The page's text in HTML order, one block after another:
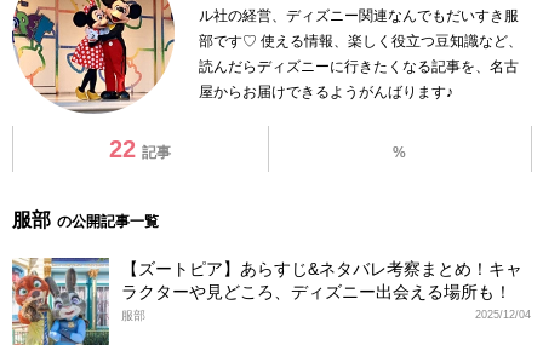
ル社の経営、ディズニー関連なんでもだいすき服
部です♡ 使える情報、楽しく役立つ豆知識など、
読んだらディズニーに行きたくなる記事を、名古
屋からお届けできるようがんばります♪
22 記事 %
服部 の公開記事一覧
【ズートピア】あらすじ&ネタバレ考察まとめ！キャ
ラクターや見どころ、ディズニー出会える場所も！
2025/12/04
服部